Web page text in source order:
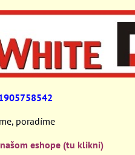
poradíme
eshope (tu klikni)